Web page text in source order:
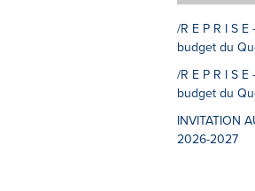
/R E P R I S
budget du
/R E P R I S
budget du
INVITATION
2026-2027